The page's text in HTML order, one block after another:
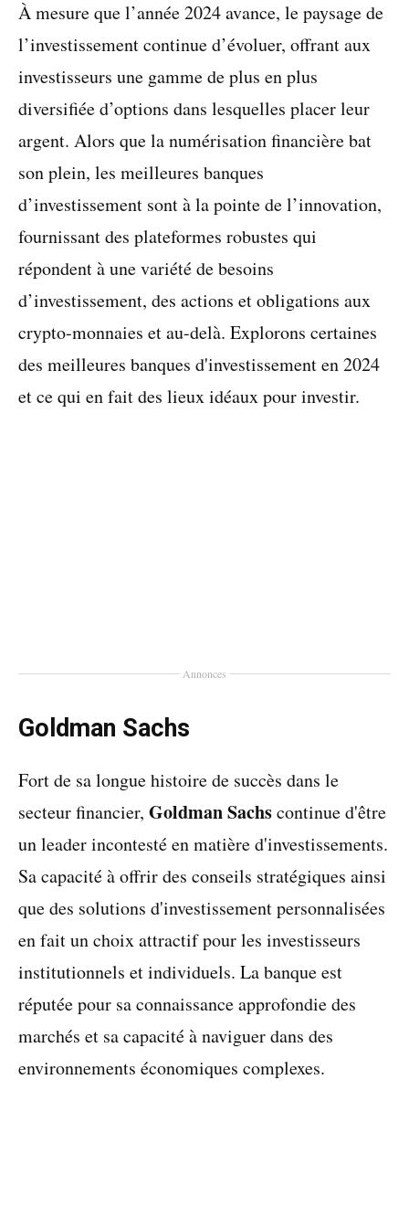
À mesure que l’année 2024 avance, le paysage de
l’investissement continue d’évoluer, offrant aux
investisseurs une gamme de plus en plus
diversifiée d’options dans lesquelles placer leur
argent. Alors que la numérisation financière bat
son plein, les meilleures banques
d’investissement sont à la pointe de l’innovation,
fournissant des plateformes robustes qui
répondent à une variété de besoins
d’investissement, des actions et obligations aux
crypto-monnaies et au-delà. Explorons certaines
des meilleures banques d'investissement en 2024
et ce qui en fait des lieux idéaux pour investir.
Annonces
Goldman Sachs
Fort de sa longue histoire de succès dans le
secteur financier, Goldman Sachscontinue d'être
un leader incontesté en matière d'investissements.
Sa capacité à offrir des conseils stratégiques ainsi
que des solutions d'investissement personnalisées
en fait un choix attractif pour les investisseurs
institutionnels et individuels. La banque est
réputée pour sa connaissance approfondie des
marchés et sa capacité à naviguer dans des
environnements économiques complexes.